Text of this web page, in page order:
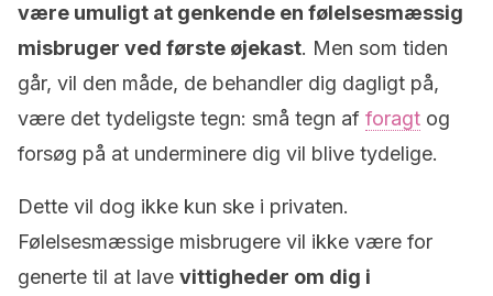
være umuligt at genkende en følelsesmæssig
misbruger ved første øjekast. Men som tiden
går, vil den måde, de behandler dig dagligt på,
være det tydeligste tegn: små tegn af foragt og
forsøg på at underminere dig vil blive tydelige.
Dette vil dog ikke kun ske i privaten.
Følelsesmæssige misbrugere vil ikke være for
generte til at lave vittigheder om dig i